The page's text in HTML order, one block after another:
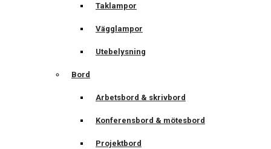
Taklampor
Vägglampor
Utebelysning
Bord
Arbetsbord & skrivbord
Konferensbord & mötesbord
Projektbord